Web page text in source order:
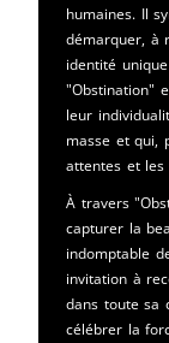
humaines. Il
démarquer, à
identité
"Obstination"
leur
masse et qui,
attentes et les
À travers
capturer la
indomptable
invitation à
dans toute sa
célébrer la